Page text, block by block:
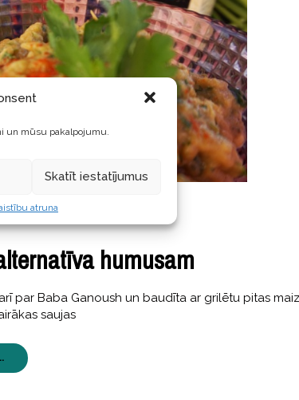
un mūsu pakalpojumu.
Skatīt iestatījumus
atruna
humusam
par Baba Ganoush un baudīta ar grilētu pitas
saujas